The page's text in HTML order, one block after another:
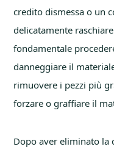
credito dismessa o un
delicatamente
fondamentale
danneggiare il
rimuovere i pezzi più
forzare o graffiare il
Dopo aver eliminato la